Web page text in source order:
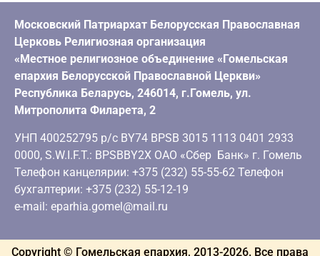
Московский Патриархат Белорусская Православная
Церковь Религиозная организация
«Местное религиозное объединение «Гомельская
епархия Белорусской Православной Церкви»
Республика Беларусь, 246014, г.Гомель, ул.
Митрополита Филарета, 2
УНП 400252795 р/с BY74 BPSB 3015 1113 0401 2933
0000, S.W.I.F.T.: BPSBBY2X ОАО «Сбер Банк» г. Гомель
Телефон канцелярии: +375 (232) 55-55-62 Телефон
бухгалтерии: +375 (232) 55-12-19
e-mail: eparhia.gomel@mail.ru
Copyright © Гомельская епархия, 2013-2026. Все права